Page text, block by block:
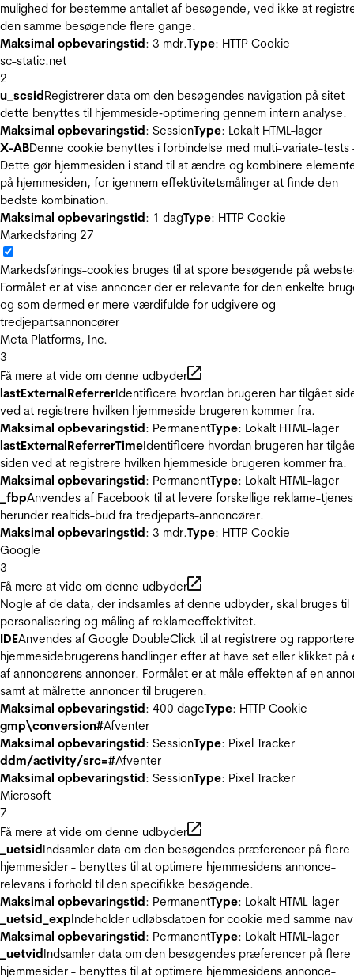
mulighed for bestemme antallet af besøgende, ved ikke at
den samme besøgende flere gange.
Maksimal opbevaringstid: 3 mdr.Type: HTTP Cookie
sc-static.net
2
u_scsidRegistrerer data om den besøgendes navigation på sitet -
dette benyttes til hjemmeside‐optimering gennem intern analyse.
Maksimal opbevaringstid: SessionType: Lokalt HTML-lager
X-ABDenne cookie benyttes i forbindelse med multi-variate-tests
Dette gør hjemmesiden i stand til at ændre og kombinere
på hjemmesiden, for igennem effektivitetsmålinger at finde den
bedste kombination.
Maksimal opbevaringstid: 1 dagType: HTTP Cookie
Markedsføring 27
Markedsførings-cookies bruges til at spore besøgende på
Formålet er at vise annoncer der er relevante for den enkelte
og som dermed er mere værdifulde for udgivere og
tredjepartsannoncører
Meta Platforms, Inc.
3
Få mere at vide om denne udbyder
lastExternalReferrerIdentificere hvordan brugeren har tilgået
ved at registrere hvilken hjemmeside brugeren kommer fra.
Maksimal opbevaringstid: PermanentType: Lokalt HTML-lager
lastExternalReferrerTimeIdentificere hvordan brugeren har
siden ved at registrere hvilken hjemmeside brugeren kommer fra.
Maksimal opbevaringstid: PermanentType: Lokalt HTML-lager
_fbpAnvendes af Facebook til at levere forskellige reklame-
herunder realtids-bud fra tredjeparts-annoncører.
Maksimal opbevaringstid: 3 mdr.Type: HTTP Cookie
Google
3
Få mere at vide om denne udbyder
Nogle af de data, der indsamles af denne udbyder, skal bruges til
personalisering og måling af reklameeffektivitet.
IDEAnvendes af Google DoubleClick til at registrere og
hjemmesidebrugerens handlinger efter at have set eller klikket på
af annoncørens annoncer. Formålet er at måle effekten af en
samt at målrette annoncer til brugeren.
Maksimal opbevaringstid: 400 dageType: HTTP Cookie
gmp\conversion#Afventer
Maksimal opbevaringstid: SessionType: Pixel Tracker
ddm/activity/src=#Afventer
Maksimal opbevaringstid: SessionType: Pixel Tracker
Microsoft
7
Få mere at vide om denne udbyder
_uetsidIndsamler data om den besøgendes præferencer på flere
hjemmesider - benyttes til at optimere hjemmesidens annonce-
relevans i forhold til den specifikke besøgende.
Maksimal opbevaringstid: PermanentType: Lokalt HTML-lager
_uetsid_expIndeholder udløbsdatoen for cookie med samme
Maksimal opbevaringstid: PermanentType: Lokalt HTML-lager
_uetvidIndsamler data om den besøgendes præferencer på flere
hjemmesider - benyttes til at optimere hjemmesidens annonce-